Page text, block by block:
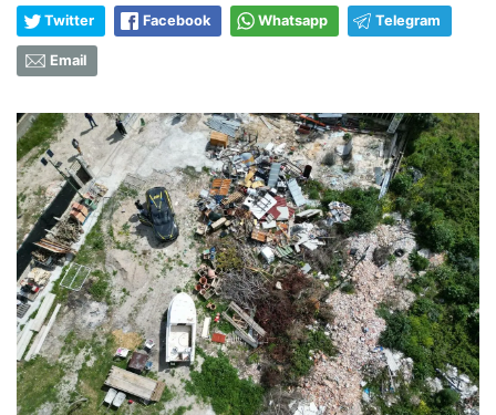
Twitter Facebook Whatsapp Telegram
Email